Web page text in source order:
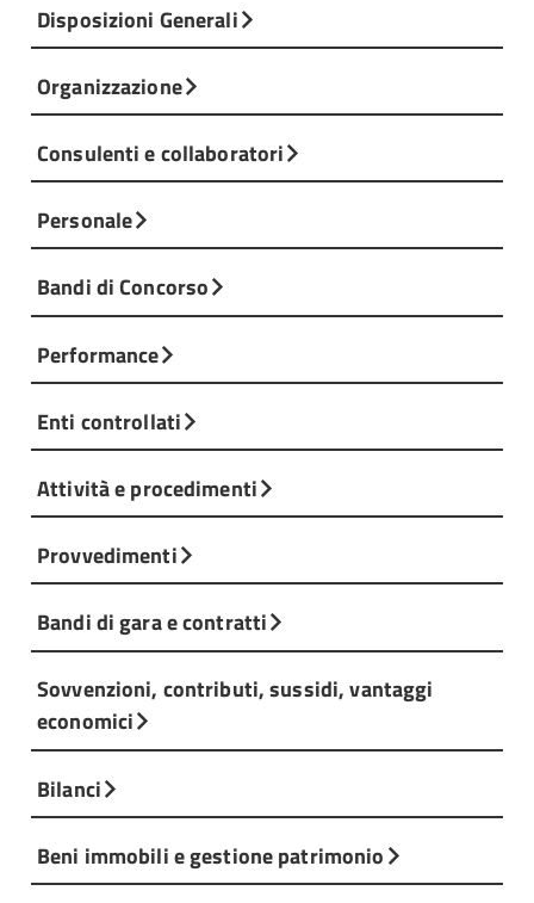
Disposizioni Generali
Organizzazione
Consulenti e collaboratori
Personale
Bandi di Concorso
Performance
Enti controllati
Attività e procedimenti
Provvedimenti
Bandi di gara e contratti
Sovvenzioni, contributi, sussidi, vantaggi
economici
Bilanci
Beni immobili e gestione patrimonio